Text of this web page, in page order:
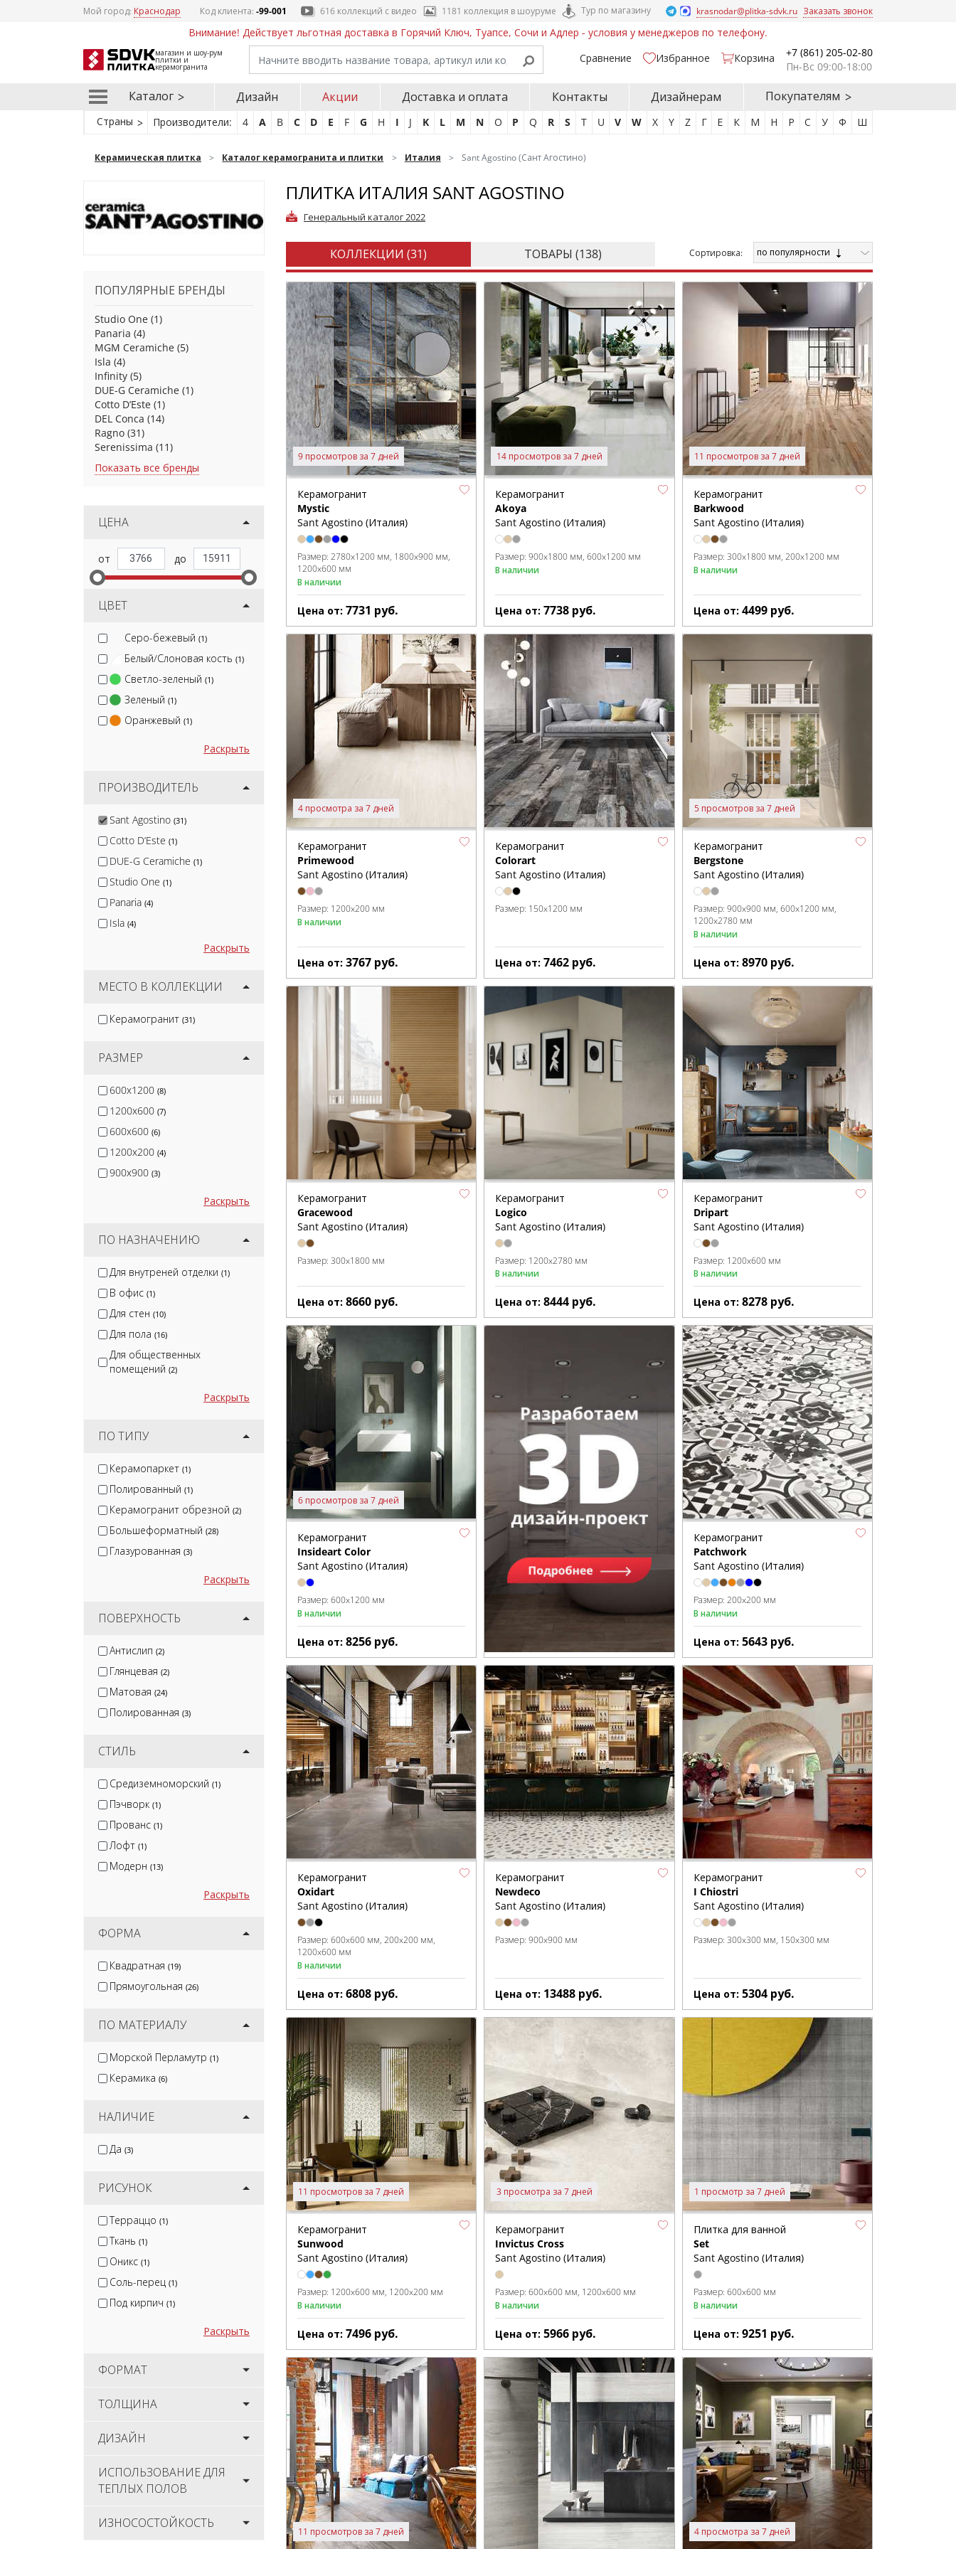
Мой город: Краснодар Код клиента:-99-001 616 коллекций с видео 1181 коллекция в шоуруме Тур по магазину krasnodar@plitka-sdvk.ru Заказать звонок
Внимание! Действует льготная доставка в Горячий Ключ, Туапсе, Сочи и Адлер - условия у менеджеров по телефону.
магазин и шоу-рум
плитки и
керамогранита
Сравнение Избранное Корзина
+7 (861) 205-02-80
Пн-Вс 09:00-18:00
Каталог Дизайн Акции Доставка и оплата Контакты Дизайнерам Покупателям
Страны Производители: 4 A B C D E F G H I J K L M N O P Q R S T U V W X Y Z Г Е К М Н Р С У Ф Ш
Керамическая плитка Каталог керамогранита и плитки Италия Sant Agostino (Сант Агостино)
ПОПУЛЯРНЫЕ БРЕНДЫ
Studio One (1)
Panaria (4)
MGM Ceramiche (5)
Isla (4)
Infinity (5)
DUE-G Ceramiche (1)
Cotto D’Este (1)
DEL Conca (14)
Ragno (31)
Serenissima (11)
Показать все бренды
ЦЕНА
ЦВЕТ
Серо-бежевый (1)
Белый/Слоновая кость (1)
Светло-зеленый (1)
Зеленый (1)
Оранжевый (1)
Раскрыть
ПРОИЗВОДИТЕЛЬ
Sant Agostino (31)
Cotto D’Este (1)
DUE-G Ceramiche (1)
Studio One (1)
Panaria (4)
Isla (4)
DEL Conca(14)
Serenissima
Раскрыть
МЕСТО В КОЛЛЕКЦИИ
Керамогранит (31)
РАЗМЕР
600x1200 (8)
1200x600 (7)
600x600 (6)
1200x200 (4)
900x900 (3)
Раскрыть
ПО НАЗНАЧЕНИЮ
Для внутреней отделки (1)
В офис (1)
Для стен (10)
Для пола (16)
Для общественных
помещений (2)
Раскрыть
ПО ТИПУ
Керамопаркет (1)
Полированный (1)
Керамогранит обрезной (2)
Большеформатный (28)
Глазурованная (3)
Раскрыть
ПОВЕРХНОСТЬ
Антислип (2)
Глянцевая (2)
Матовая (24)
Полированная (3)
СТИЛЬ
Средиземноморский (1)
Пэчворк (1)
Прованс (1)
Лофт (1)
Модерн (13)
Раскрыть
ФОРМА
Квадратная (19)
Прямоугольная (26)
ПО МАТЕРИАЛУ
Морской Перламутр (1)
Керамика (6)
НАЛИЧИЕ
Да (3)
РИСУНОК
Терраццо (1)
Ткань (1)
Оникс (1)
Соль-перец (1)
Под кирпич (1)
Раскрыть
ФОРМАТ
ТОЛЩИНА
ДИЗАЙН
ИСПОЛЬЗОВАНИЕ ДЛЯ
ТЕПЛЫХ ПОЛОВ
ИЗНОСОСТОЙКОСТЬ
ПЛИТКА ИТАЛИЯ SANT AGOSTINO
Генеральный каталог 2022
КОЛЛЕКЦИИ (31) ТОВАРЫ (138) Cортировка: по популярности
9 просмотров за 7 дней
Керамогранит
Mystic
Sant Agostino (Италия)
Размер: 2780x1200 мм 1800x900 мм
1200x600 мм
В наличии
Цена от: 7731 руб.
14 просмотров за 7 дней
Керамогранит
Akoya
Sant Agostino (Италия)
Размер:900x1800 мм 600x1200 мм
В наличии
Цена от:7738 руб.
11 просмотров за 7 дней
Керамогранит
Barkwood
Sant Agostino (Италия)
Размер: 300x1800 мм 200x1200 мм
В наличии
Цена от: 4499 руб.
4 просмотра за 7 дней
Керамогранит
Primewood
Sant Agostino (Италия)
Размер: 1200x200 мм
В наличии
Цена от: 3767 руб.
Керамогранит
Colorart
Sant Agostino (Италия)
Размер: 150x1200 мм
Цена от:7462 руб.
5 просмотров за 7 дней
Керамогранит
Bergstone
Sant Agostino (Италия)
Размер: 900x900 мм 600x1200 мм
1200x2780 мм
В наличии
Цена от: 8970 руб.
Керамогранит
Gracewood
Sant Agostino (Италия)
Размер: 300x1800 мм
Цена от: 8660 руб.
Керамогранит
Logico
Sant Agostino (Италия)
Размер: 1200x2780 мм
В наличии
Цена от:8444 руб.
Керамогранит
Dripart
Sant Agostino (Италия)
Размер: 1200x600 мм
В наличии
Цена от: 8278 руб.
6 просмотров за 7 дней
Керамогранит
Insideart Color
Sant Agostino (Италия)
Размер: 600x1200 мм
В наличии
Цена от: 8256 руб.
Керамогранит
Patchwork
Sant Agostino (Италия)
Размер: 200x200 мм
В наличии
Цена от: 5643 руб.
Керамогранит
Oxidart
Sant Agostino (Италия)
Размер: 600x600 мм 200x200 мм
1200x600 мм
В наличии
Цена от: 6808 руб.
Керамогранит
Newdeco
Sant Agostino (Италия)
Размер:900x900 мм
Цена от: 13488 руб.
Керамогранит
I Chiostri
Sant Agostino (Италия)
Размер: 300x300 мм 150x300 мм
Цена от: 5304 руб.
11 просмотров за 7 дней
Керамогранит
Sunwood
Sant Agostino (Италия)
Размер: 1200x600 мм 1200x200 мм
В наличии
Цена от: 7496 руб.
3 просмотра за 7 дней
Керамогранит
Invictus Cross
Sant Agostino (Италия)
Размер:600x600 мм 1200x600 мм
В наличии
Цена от:5966 руб.
1 просмотр за 7 дней
Плитка для ванной
Set
Sant Agostino (Италия)
Размер: 600x600 мм
В наличии
Цена от: 9251 руб.
11 просмотров за 7 дней 4 просмотра за 7 дней